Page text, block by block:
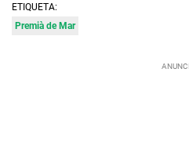
ETIQUETA:
Premià de Mar